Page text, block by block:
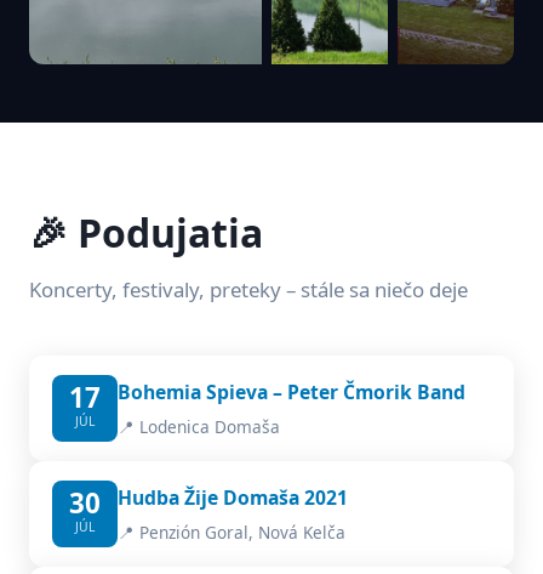
🎉 Podujatia
Koncerty, festivaly, preteky – stále sa niečo deje
17
JÚL
Bohemia Spieva – Peter Čmorik Band
📍 Lodenica Domaša
30
JÚL
Hudba Žije Domaša 2021
📍 Penzión Goral, Nová Kelča